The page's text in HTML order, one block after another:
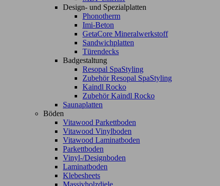
Design- und Spezialplatten
Phonotherm
Imi-Beton
GetaCore Mineralwerkstoff
Sandwichplatten
Türendecks
Badgestaltung
Resopal SpaStyling
Zubehör Resopal SpaStyling
Kaindl Rocko
Zubehör Kaindl Rocko
Saunaplatten
Böden
Vitawood Parkettboden
Vitawood Vinylboden
Vitawood Laminatboden
Parkettboden
Vinyl-/Designboden
Laminatboden
Klebesheets